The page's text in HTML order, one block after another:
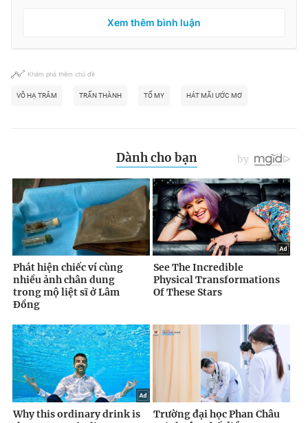
Xem thêm bình luận
Khám phá thêm chủ đề
VÕ HẠ TRÂM TRẤN THÀNH TỐ MY HÁT MÃI ƯỚC MƠ